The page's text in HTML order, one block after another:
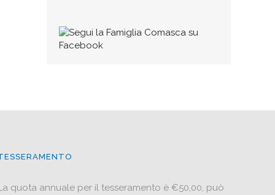
quota annuale per il tesseramento è €50,00, può